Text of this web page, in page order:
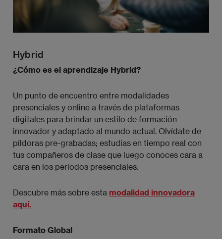
Hybrid
¿Cómo es el aprendizaje Hybrid?
Un punto de encuentro entre modalidades
presenciales y online a través de plataformas
digitales para brindar un estilo de formación
innovador y adaptado al mundo actual. Olvídate de
píldoras pre-grabadas; estudias en tiempo real con
tus compañeros de clase que luego conoces cara a
cara en los periodos presenciales.
Descubre más sobre esta modalidad innovadora
aquí.
Formato Global